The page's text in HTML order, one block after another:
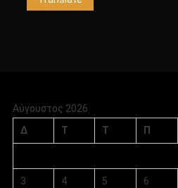
Αύγουστος 2026
Δ
Τ Τ Π
3 4 5 6